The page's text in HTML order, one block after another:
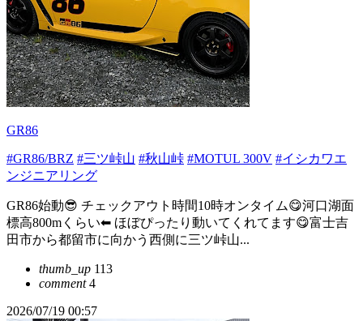
GR86
#GR86/BRZ #三ツ峠山 #秋山峠 #MOTUL 300V #イシカワエ
ンジニアリング
GR86始動😎 チェックアウト時間10時オンタイム😋河口湖面
標高800mくらい⬅ ほぼぴったり動いてくれてます😋富士吉
田市から都留市に向かう西側に三ツ峠山...
thumb_up 113
comment4
2026/07/19 00:57